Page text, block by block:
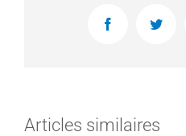
FacebookTwitter
Articles similaires